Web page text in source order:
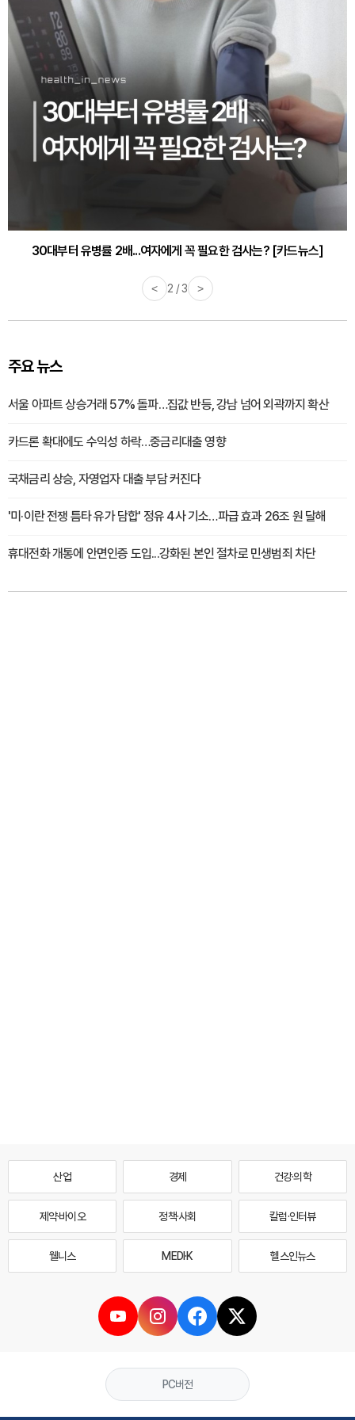
30대부터 유병률 2배...여자에게 꼭 필요한 검사는? [카드뉴스]
감기·독감 예방하고 면역력 높이는 4가지 영양제 [카드뉴스]
< 2 / 3 >
주요 뉴스
서울 아파트 상승거래 57% 돌파…집값 반등, 강남 넘어 외곽까지 확산
카드론 확대에도 수익성 하락…중금리대출 영향
국채금리 상승, 자영업자 대출 부담 커진다
'미·이란 전쟁 틈타 유가 담합' 정유 4사 기소…파급 효과 26조 원 달해
휴대전화 개통에 안면인증 도입...강화된 본인 절차로 민생범죄 차단
산업 경제 건강·의학
제약·바이오 정책·사회 칼럼·인터뷰
웰니스 MEDI·K 헬스인뉴스
PC버전